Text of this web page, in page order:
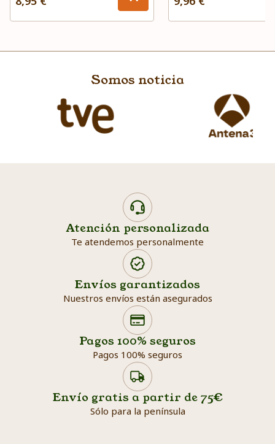
Somos noticia
Atención personalizada
Te atendemos personalmente
Envíos garantizados
Nuestros envíos están asegurados
Pagos 100% seguros
Pagos 100% seguros
Envío gratis a partir de 75€
Sólo para la península
Search products